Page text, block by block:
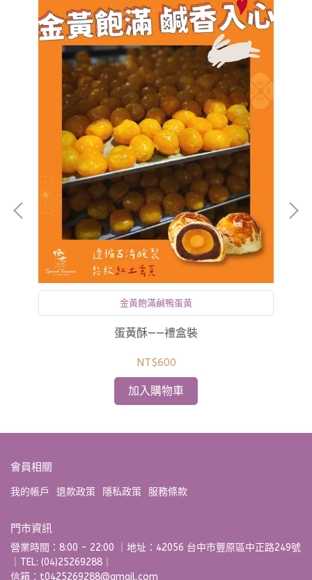
金黃飽滿鹹鴨蛋黃
蛋黃酥——禮盒裝
NT$600
加入購物車
會員相關
我的帳戶 退款政策 隱私政策 服務條款
門市資訊
營業時間：8:00 - 22:00 ｜地址：42056 台中市豐原區中正路249號
｜TEL: (04)25269288｜
信箱：t0425269288@gmail.com